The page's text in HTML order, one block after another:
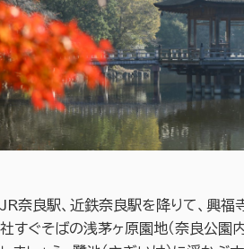
JR奈良駅、近鉄奈良駅を降りて、興福
社すぐそばの浅茅ヶ原園地（奈良公園内